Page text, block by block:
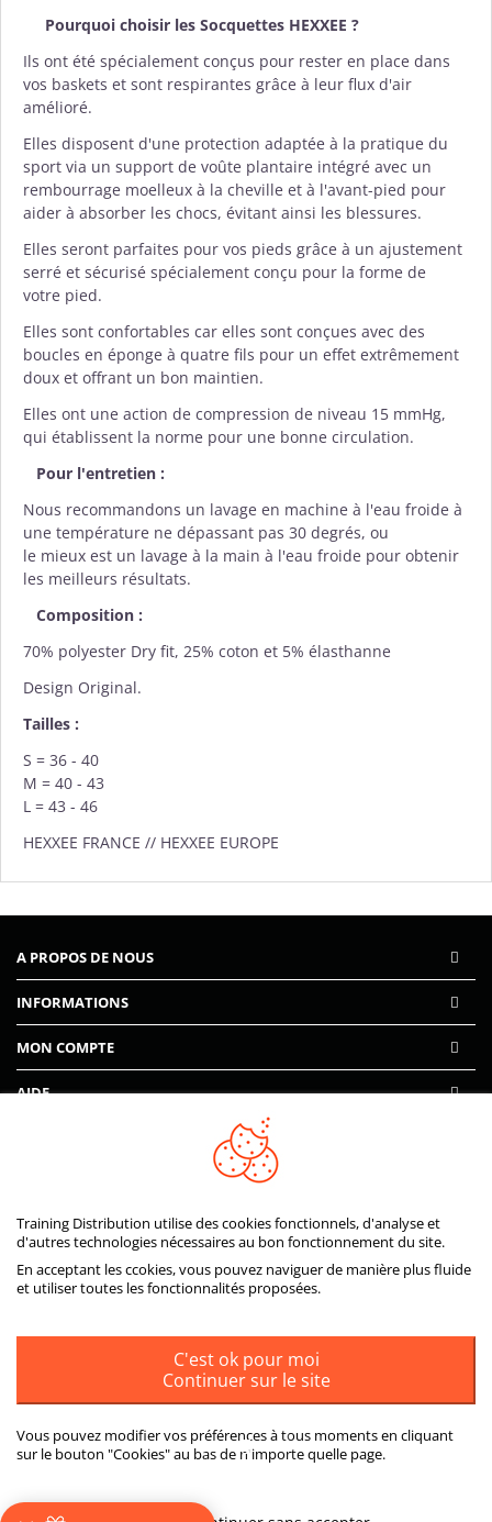
Pourquoi choisir les Socquettes HEXXEE ?
Ils ont été spécialement conçus pour rester en place dans
vos baskets et sont respirantes grâce à leur flux d'air
amélioré.
Elles disposent d'une protection adaptée à la pratique du
sport via un support de voûte plantaire intégré avec un
rembourrage moelleux à la cheville et à l'avant-pied pour
aider à absorber les chocs, évitant ainsi les blessures.
Elles seront parfaites pour vos pieds grâce à un ajustement
serré et sécurisé spécialement conçu pour la forme de
votre pied.
Elles sont confortables car elles sont conçues avec des
boucles en éponge à quatre fils pour un effet extrêmement
doux et offrant un bon maintien.
Elles ont une action de compression de niveau 15 mmHg,
qui établissent la norme pour une bonne circulation.
Pour l'entretien :
Nous recommandons un lavage en machine à l'eau froide à
une température ne dépassant pas 30 degrés, ou
le mieux est un lavage à la main à l'eau froide pour obtenir
les meilleurs résultats.
Composition :
70% polyester Dry fit, 25% coton et 5% élasthanne
Design Original.
Tailles :
S = 36 - 40
M = 40 - 43
L = 43 - 46
HEXXEE FRANCE // HEXXEE EUROPE
A PROPOS DE NOUS
INFORMATIONS
MON COMPTE
Training Distribution utilise des cookies fonctionnels, d'analyse et
d'autres technologies nécessaires au bon fonctionnement du site.
En acceptant les ccokies, vous pouvez naviguer de manière plus fluide
et utiliser toutes les fonctionnalités proposées.
C'est ok pour moi
Continuer sur le site
Vous pouvez modifier vos préférences à tous moments en cliquant
sur le bouton "Cookies" au bas de n'importe quelle page.
AIDE